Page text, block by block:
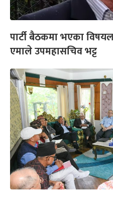
पार्टी बैठकमा भएका
एमाले उपमहासचिव भट्ट